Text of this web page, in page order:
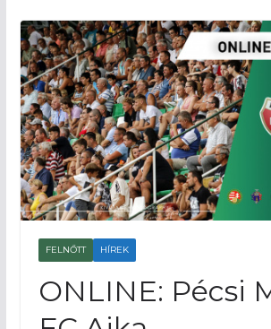
FELNŐTT HÍREK
ONLINE: Pécsi